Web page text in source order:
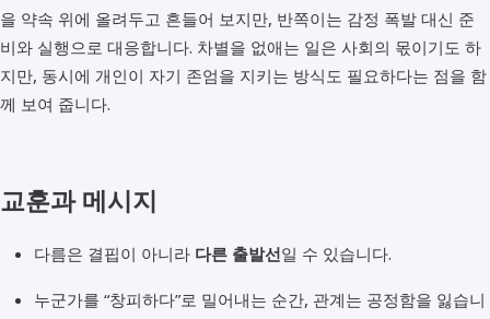
을 약속 위에 올려두고 흔들어 보지만, 반쪽이는 감정 폭발 대신 준
비와 실행으로 대응합니다. 차별을 없애는 일은 사회의 몫이기도 하
지만, 동시에 개인이 자기 존엄을 지키는 방식도 필요하다는 점을 함
께 보여 줍니다.
교훈과 메시지
다름은 결핍이 아니라 다른 출발선일 수 있습니다.
누군가를 “창피하다”로 밀어내는 순간, 관계는 공정함을 잃습니